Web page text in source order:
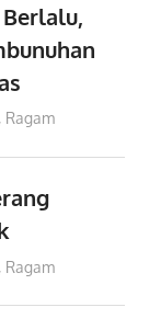
Berlalu,
, Ragam
, Ragam